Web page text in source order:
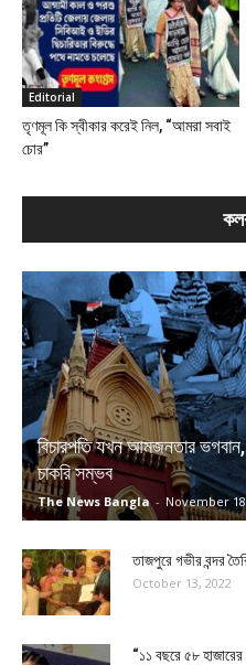
Editorial
তৃণমূল কি স্বীকার করেই নিল, “আমরা সবাই
চোর”
বিচারপতি যখন আমজনতার
চাকরি সম্ভব
The News Bangla - November
তাজপুরে গভীর বন্দর
October 13, 2022
“১১ বছরে ৫৮ হাজারের